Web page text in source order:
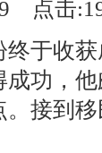
点击
终于收
功，
。接到